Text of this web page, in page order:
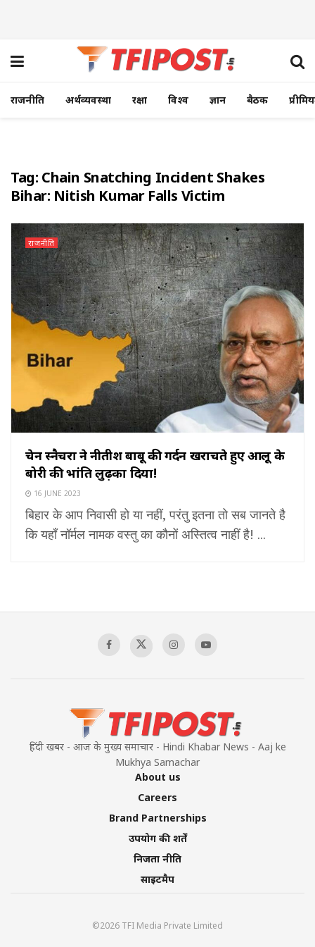
राजनीति अर्थव्यवस्था रक्षा विश्व ज्ञान बैठक
Tag: Chain Snatching Incident Shakes
Bihar: Nitish Kumar Falls Victim
राजनीति
चेन स्नैचरों ने नीतीश बाबू की गर्दन खरोंचते हुए आलू के
बोरी की भांति लुढ़का दिया!
16 JUNE 2023
बिहार के आप निवासी हो या नहीं, परंतु इतना तो सब जानते है
कि यहाँ नॉर्मल नामक वस्तु का कौनों अस्तित्व नाहीं है! ...
हिंदी खबर - आज के मुख्य समाचार - Hindi Khabar News - Aaj ke
Mukhya Samachar
About us
Careers
Brand Partnerships
उपयोग की शर्तें
निजता नीति
साइटमैप
©2026 TFI Media Private Limited